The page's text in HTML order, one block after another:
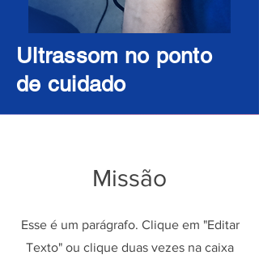
Ultrassom no ponto
de cuidado
Missão
​Esse é um parágrafo. Clique em "Editar
Texto" ou clique duas vezes na caixa